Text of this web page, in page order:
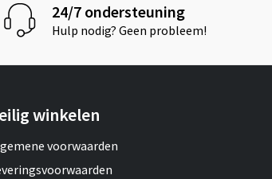
24/7 ondersteuning
Hulp nodig? Geen probleem!
winkelen
voorwaarden